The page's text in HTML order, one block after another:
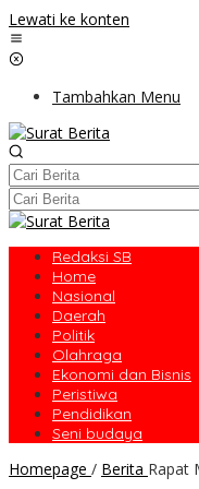
Lewati ke konten
Tambahkan Menu
Redaksi SB
Home
Nasional
Daerah
Politik
Olahraga
Ekonomi dan Bisnis
Peristiwa
Pendidikan
Seni budaya
Homepage / Berita Rapat